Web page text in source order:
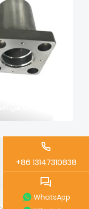
ما هي
05/04
+86 13147310838
WhatsApp